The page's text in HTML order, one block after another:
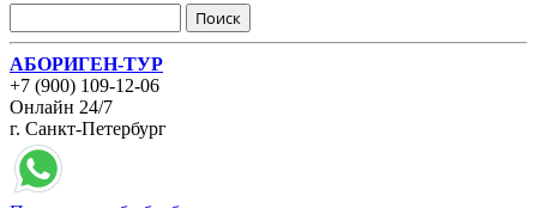
АБОРИГЕН-ТУР
+7 (900) 109-12-06
Онлайн 24/7
г. Санкт-Петербург